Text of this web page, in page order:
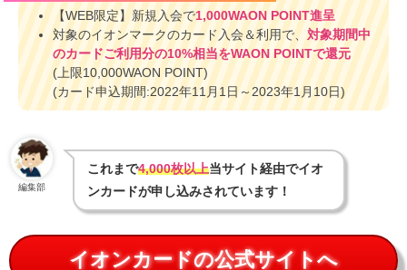
【WEB限定】新規入会で1,000WAON POINT進呈
対象のイオンマークのカード入会＆利用で、対象期間中
のカードご利用分の10%相当をWAON POINTで還元
(上限10,000WAON POINT)
(カード申込期間:2022年11月1日～2023年1月10日)
編集部
これまで4,000枚以上当サイト経由でイオ
ンカードが申し込みされています！
イオンカードの公式サイトへ